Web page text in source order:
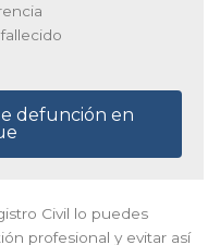
defunción en
Civil lo puedes
profesional y evitar así